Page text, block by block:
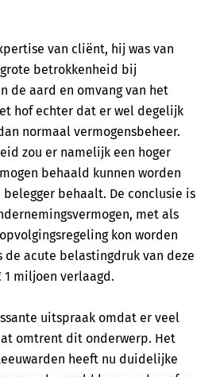
van cliënt, hij was van
betrokkenheid bij
de aard en omvang van het
hof echter dat er wel degelijk
normaal vermogensbeheer.
zou er namelijk een hoger
behaald kunnen worden
behaalt. De conclusie is
met als
kon worden
de acute belastingdruk van deze
miljoen verlaagd.
uitspraak omdat er veel
omtrent dit onderwerp. Het
heeft nu duidelijke